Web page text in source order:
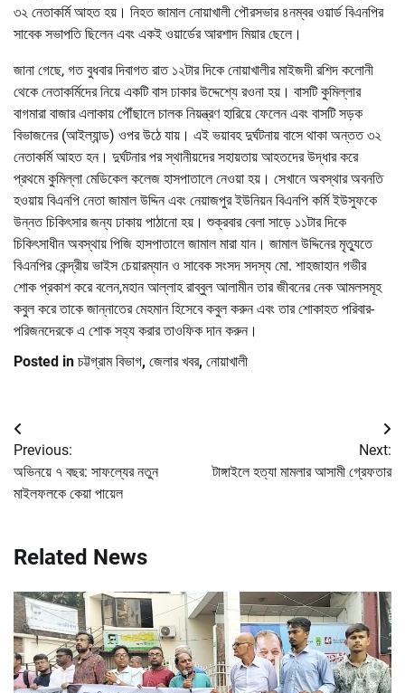
৩২ নেতাকর্মি আহত হয়। নিহত জামাল নোয়াখালী পৌরসভার ৪নম্বর ওয়ার্ড বিএনপির
সাবেক সভাপতি ছিলেন এবং একই ওয়ার্ডের আরশাদ মিয়ার ছেলে।
জানা গেছে, গত বুধবার দিবাগত রাত ১২টার দিকে নোয়াখালীর মাইজদী রশিদ কলোনী
থেকে নেতাকর্মিদের নিয়ে একটি বাস ঢাকার উদ্দেশ্যে রওনা হয়। বাসটি কুমিল্লার
বাগমারা বাজার এলাকায় পৌঁছালে চালক নিয়ন্ত্রণ হারিয়ে ফেলেন এবং বাসটি সড়ক
বিভাজনের (আইল্যান্ড) ওপর উঠে যায়। এই ভয়াবহ দুর্ঘটনায় বাসে থাকা অন্তত ৩২
নেতাকর্মি আহত হন। দুর্ঘটনার পর স্থানীয়দের সহায়তায় আহতদের উদ্ধার করে
প্রথমে কুমিল্লা মেডিকেল কলেজ হাসপাতালে নেওয়া হয়। সেখানে অবস্থার অবনতি
হওয়ায় বিএনপি নেতা জামাল উদ্দিন এবং নেয়াজপুর ইউনিয়ন বিএনপি কর্মি ইউসুফকে
উন্নত চিকিৎসার জন্য ঢাকায় পাঠানো হয়। শুক্রবার বেলা সাড়ে ১১টার দিকে
চিকিৎসাধীন অবস্থায় পিজি হাসপাতালে জামাল মারা যান। জামাল উদ্দিনের মৃত্যুতে
বিএনপির কেন্দ্রীয় ভাইস চেয়ারম্যান ও সাবেক সংসদ সদস্য মো. শাহজাহান গভীর
শোক প্রকাশ করে বলেন,মহান আল্লাহ রাব্বুল আলামীন তার জীবনের নেক আমলসমূহ
কবুল করে তাকে জান্নাতের মেহমান হিসেবে কবুল করুন এবং তার শোকাহত পরিবার-
পরিজনদেরকে এ শোক সহ্য করার তাওফিক দান করুন।
Posted in চট্টগ্রাম বিভাগ, জেলার খবর, নোয়াখালী
Post
navigation
Previous:
অভিনয়ে ৭ বছর: সাফল্যের নতুন
মাইলফলকে কেয়া পায়েল
Next:
টাঙ্গাইলে হত্যা মামলার আসামী গ্রেফতার
Related News